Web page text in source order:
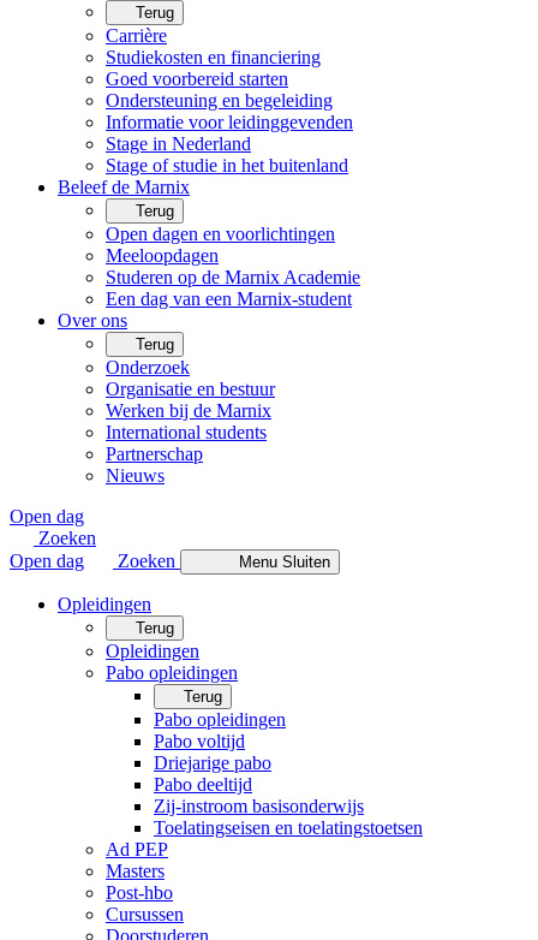
Terug
Carrière
Studiekosten en financiering
Goed voorbereid starten
Ondersteuning en begeleiding
Informatie voor leidinggevenden
Stage in Nederland
Stage of studie in het buitenland
Beleef de Marnix
Terug
Open dagen en voorlichtingen
Meeloopdagen
Studeren op de Marnix Academie
Een dag van een Marnix-student
Over ons
Terug
Onderzoek
Organisatie en bestuur
Werken bij de Marnix
International students
Partnerschap
Nieuws
Open dag
Zoeken
Open dag
Zoeken Menu Sluiten
Opleidingen
Terug
Opleidingen
Pabo opleidingen
Terug
Pabo opleidingen
Pabo voltijd
Driejarige pabo
Pabo deeltijd
Zij-instroom basisonderwijs
Toelatingseisen en toelatingstoetsen
Ad PEP
Masters
Post-hbo
Cursussen
Doorstuderen